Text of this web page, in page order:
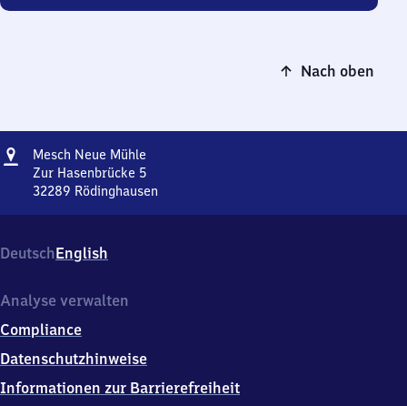
Nach oben
Adresse
Mesch Neue Mühle
Neue
Mühle
Zur Hasenbrücke 5
32289 Rödinghausen
Mühle,
Zur
5,
2
2
9
DeutschEnglish
Analyse verwalten
Compliance
Datenschutzhinweise
Informationen zur Barrierefreiheit